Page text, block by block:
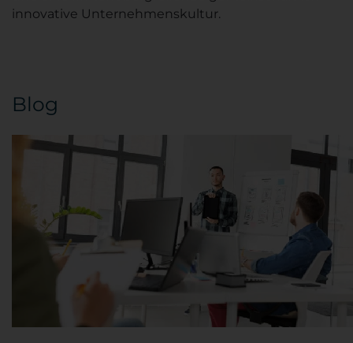
innovative Unternehmenskultur.
Blog